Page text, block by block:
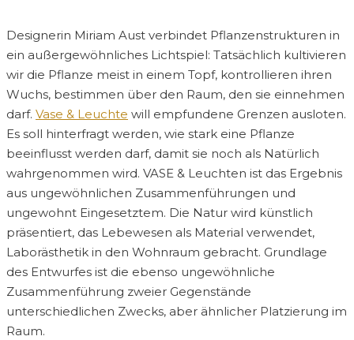
Designerin Miriam Aust verbindet Pflanzenstrukturen in
ein außergewöhnliches Lichtspiel: Tatsächlich kultivieren
wir die Pflanze meist in einem Topf, kontrollieren ihren
Wuchs, bestimmen über den Raum, den sie einnehmen
darf. Vase & Leuchte will empfundene Grenzen ausloten.
Es soll hinterfragt werden, wie stark eine Pflanze
beeinflusst werden darf, damit sie noch als Natürlich
wahrgenommen wird. VASE & Leuchten ist das Ergebnis
aus ungewöhnlichen Zusammenführungen und
ungewohnt Eingesetztem. Die Natur wird künstlich
präsentiert, das Lebewesen als Material verwendet,
Laborästhetik in den Wohnraum gebracht. Grundlage
des Entwurfes ist die ebenso ungewöhnliche
Zusammenführung zweier Gegenstände
unterschiedlichen Zwecks, aber ähnlicher Platzierung im
Raum.